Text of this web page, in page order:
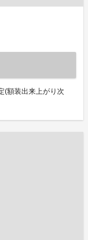
(額装出来上がり次